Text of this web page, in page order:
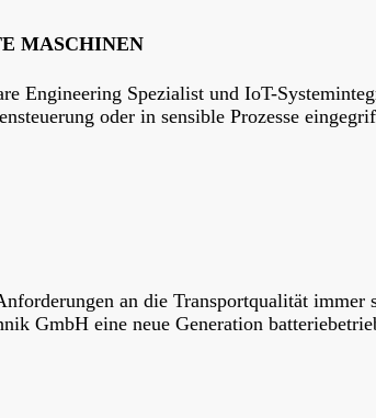
MASCHINEN
Engineering Spezialist und IoT-
oder in sensible Prozesse
an die Transportqualität
GmbH eine neue Generation